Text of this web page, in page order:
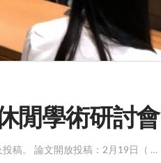
閒學術研討會
稿。 論文開放投稿：2月19日（ …